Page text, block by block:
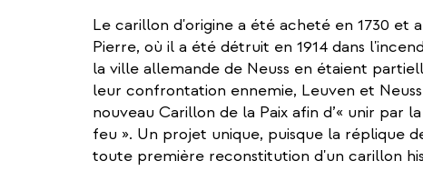
Le carillon d'origine a été acheté en 1730 et
Pierre, où il a été détruit en 1914 dans
la ville allemande de Neuss en étaient
leur confrontation ennemie, Leuven et
nouveau Carillon de la Paix afin d’« unir par
feu ». Un projet unique, puisque la réplique
toute première reconstitution d'un carillon